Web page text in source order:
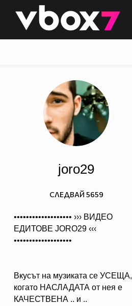
👾
joro29
••••••••••••••••••• ››› ВИДЕО
ЕДИТОВЕ JORO29 ‹‹‹
•••••••••••••••••••
Вкусът на музиката се УСЕЩА,
когато НАСЛАДАТА от нея е
КАЧЕСТВЕНА .. и ..
СЛЕДВАЙ 5659